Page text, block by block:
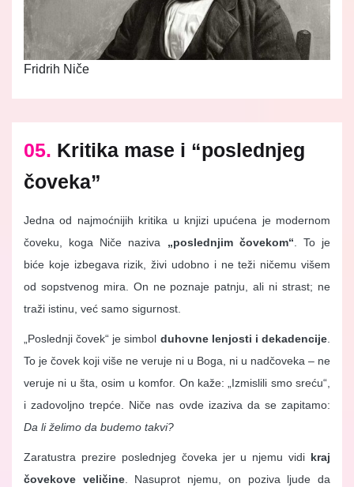
Fridrih Niče
05. Kritika mase i “poslednjeg
čoveka”
Jedna od najmoćnijih kritika u knjizi upućena je modernom
čoveku, koga Niče naziva „poslednjim čovekom“. To je
biće koje izbegava rizik, živi udobno i ne teži ničemu višem
od sopstvenog mira. On ne poznaje patnju, ali ni strast; ne
traži istinu, već samo sigurnost.
„Poslednji čovek“ je simbol duhovne lenjosti i dekadencije.
To je čovek koji više ne veruje ni u Boga, ni u nadčoveka – ne
veruje ni u šta, osim u komfor. On kaže: „Izmislili smo sreću“,
i zadovoljno trepće. Niče nas ovde izaziva da se zapitamo:
Da li želimo da budemo takvi?
Zaratustra prezire poslednjeg čoveka jer u njemu vidi kraj
čovekove veličine. Nasuprot njemu, on poziva ljude da